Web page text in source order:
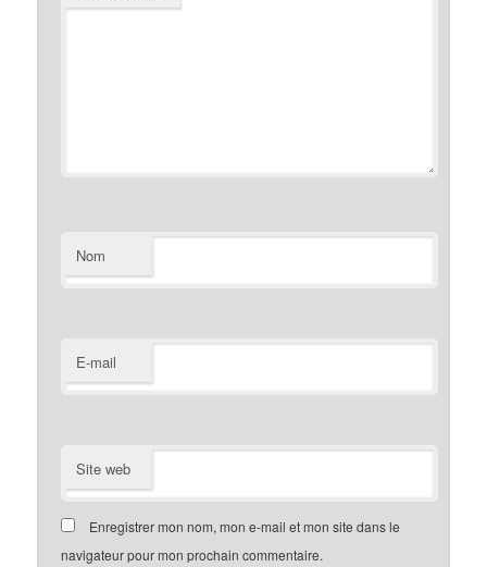
Nom
E-mail
Site web
Enregistrer mon nom, mon e-mail et mon site dans le
navigateur pour mon prochain commentaire.